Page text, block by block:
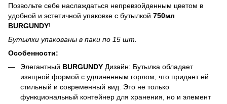
Позвольте себе наслаждаться непревзойденным цветом в
удобной и эстетичной упаковке с бутылкой 750мл
BURGUNDY!
Бутылки упакованы в паки по 15 шт.
Особенности:
Элегантный BURGUNDY Дизайн: Бутылка обладает
изящной формой с удлиненным горлом, что придает ей
стильный и современный вид. Это не только
функциональный контейнер для хранения, но и элемент